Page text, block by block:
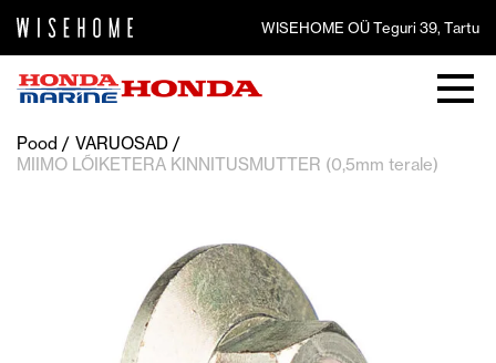
WISEHOME OÜ Teguri 39, Tartu
Pood
VARUOSAD
MIIMO LÕIKETERA KINNITUSMUTTER (0,5mm terale)